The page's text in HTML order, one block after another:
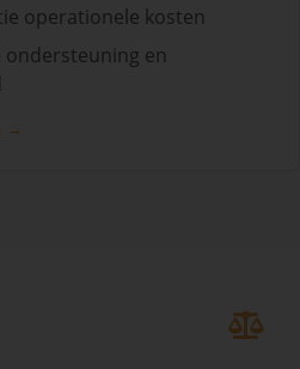
operationele kosten
ondersteuning en
→